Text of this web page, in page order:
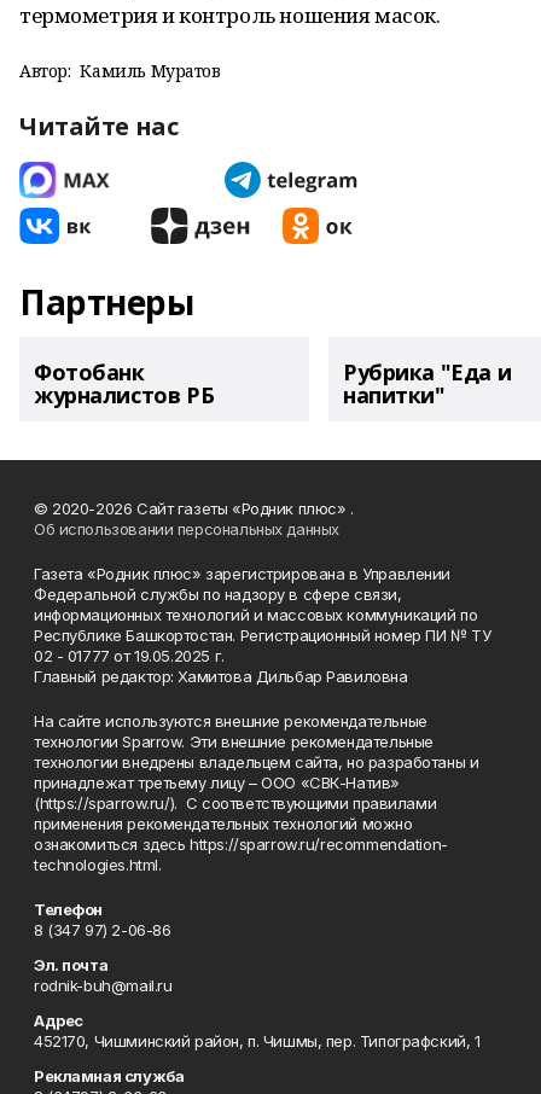
термометрия и контроль ношения масок.
Автор: Камиль Муратов
Читайте нас
Партнеры
Фотобанк
журналистов РБ
Рубрика "Еда и
напитки"
© 2020-2026 Сайт газеты «Родник плюс» .
Об использовании персональных данных
Газета «Родник плюс» зарегистрирована в Управлении
Федеральной службы по надзору в сфере связи,
информационных технологий и массовых коммуникаций по
Республике Башкортостан. Регистрационный номер ПИ № ТУ
02 - 01777 от 19.05.2025 г.
Главный редактор: Хамитова Дильбар Равиловна
На сайте используются внешние рекомендательные
технологии Sparrow. Эти внешние рекомендательные
технологии внедрены владельцем сайта, но разработаны и
принадлежат третьему лицу – ООО «СВК-Натив»
(https://sparrow.ru/). С соответствующими правилами
применения рекомендательных технологий можно
ознакомиться здесь https://sparrow.ru/recommendation-
technologies.html.
Телефон
8 (347 97) 2-06-86
Эл. почта
rodnik-buh@mail.ru
Адрес
452170, Чишминский район, п. Чишмы, пер. Типографский, 1
Рекламная служба